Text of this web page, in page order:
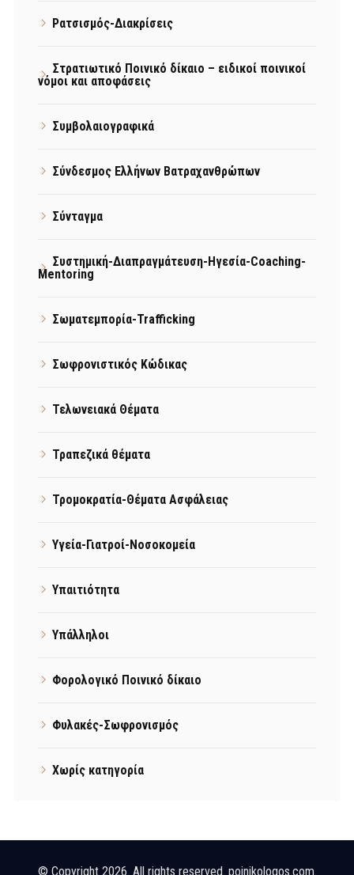
Ρατσισμός-Διακρίσεις
Στρατιωτικό Ποινικό δίκαιο – ειδικοί ποινικοί
νόμοι και αποφάσεις
Συμβολαιογραφικά
Σύνδεσμος Ελλήνων Βατραχανθρώπων
Σύνταγμα
Συστημική-Διαπραγμάτευση-Ηγεσία-Coaching-
Mentoring
Σωματεμπορία-Trafficking
Σωφρονιστικός Κώδικας
Τελωνειακά Θέματα
Τραπεζικά θέματα
Τρομοκρατία-Θέματα Ασφάλειας
Υγεία-Γιατροί-Νοσοκομεία
Υπαιτιότητα
Υπάλληλοι
Φορολογικό Ποινικό δίκαιο
Φυλακές-Σωφρονισμός
Χωρίς κατηγορία
© Copyright 2026. All rights reserved. poinikologos.com.